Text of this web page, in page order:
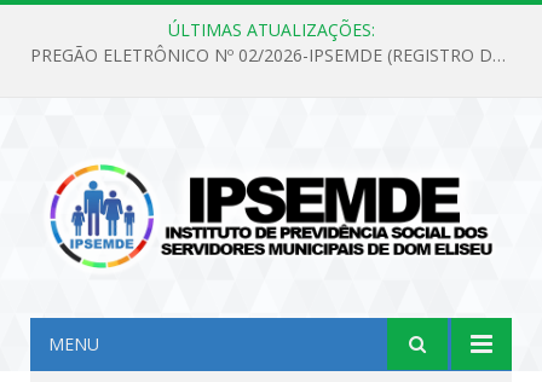
ÚLTIMAS ATUALIZAÇÕES:
PREGÃO ELETRÔNICO Nº 02/2026-IPSEMDE (REGISTRO DE PREÇOS PARA FUTURA E EVENTUAL AQUISIÇÃO DE MATERIAL DE LIMPEZA E GÊNEROS ALIMENTÍCIOS PARA ATENDER AS NECESSIDADES DO INSTITUTO DE PREVIDÊNCIA SOCIAL DOS SERVIDORES MUNICIPAIS DE DOM ELISEU.)
MENU